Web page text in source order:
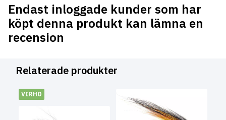
Endast inloggade kunder som har
köpt denna produkt kan lämna en
recension
Relaterade produkter
VIRHO